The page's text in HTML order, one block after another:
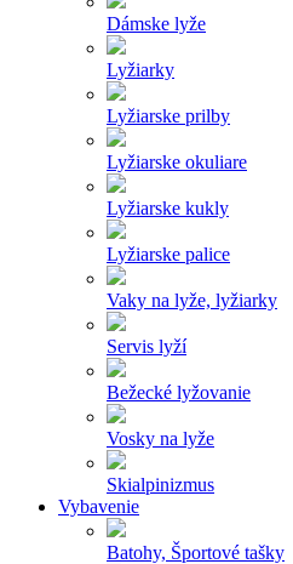
Dámske lyže
Lyžiarky
Lyžiarske prilby
Lyžiarske okuliare
Lyžiarske kukly
Lyžiarske palice
Vaky na lyže, lyžiarky
Servis lyží
Bežecké lyžovanie
Vosky na lyže
Skialpinizmus
Vybavenie
Batohy, Športové tašky